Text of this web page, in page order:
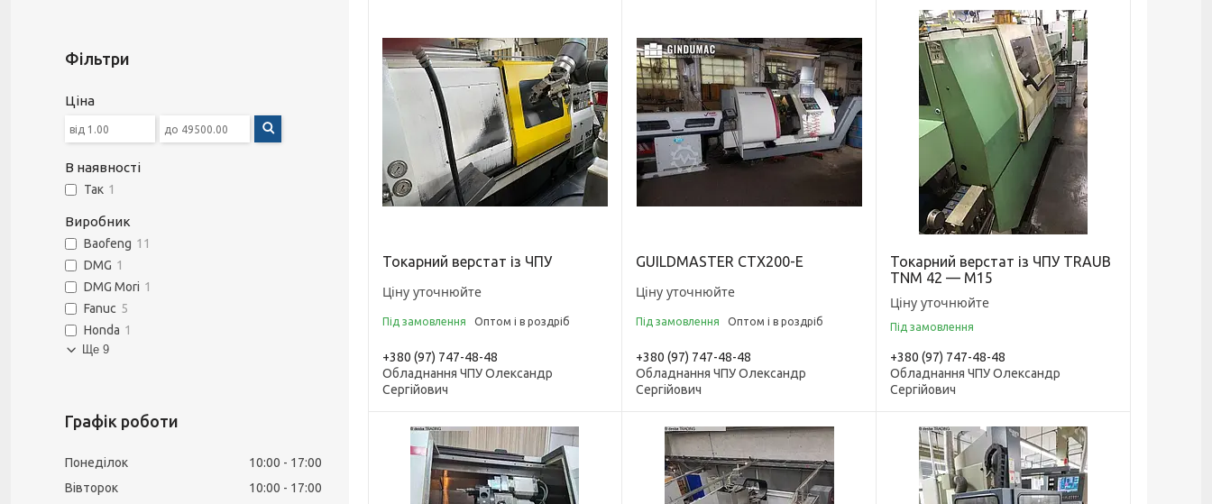
Токарний верстат із ЧПУ
Ціну уточнюйте
Під замовлення Оптом і в роздріб
+380 (97) 747-48-48
Обладнання ЧПУ Олександр
Сергійович
GUILDMASTER CTX200-E
Ціну уточнюйте
Під замовлення Оптом і в роздріб
+380 (97) 747-48-48
Обладнання ЧПУ Олександр
Сергійович
Токарний верстат із ЧПУ TRAUB
TNM 42 — M15
Ціну уточнюйте
Під замовлення
+380 (97) 747-48-48
Обладнання ЧПУ Олександр
Сергійович
Фільтри
Ціна
В наявності
Так 1
Виробник
Baofeng 11
DMG 1
DMG Mori 1
Fanuc 5
Honda 1
Ще 9
Графік роботи
Понеділок 10:00
17:00
Вівторок
10:00
17:00